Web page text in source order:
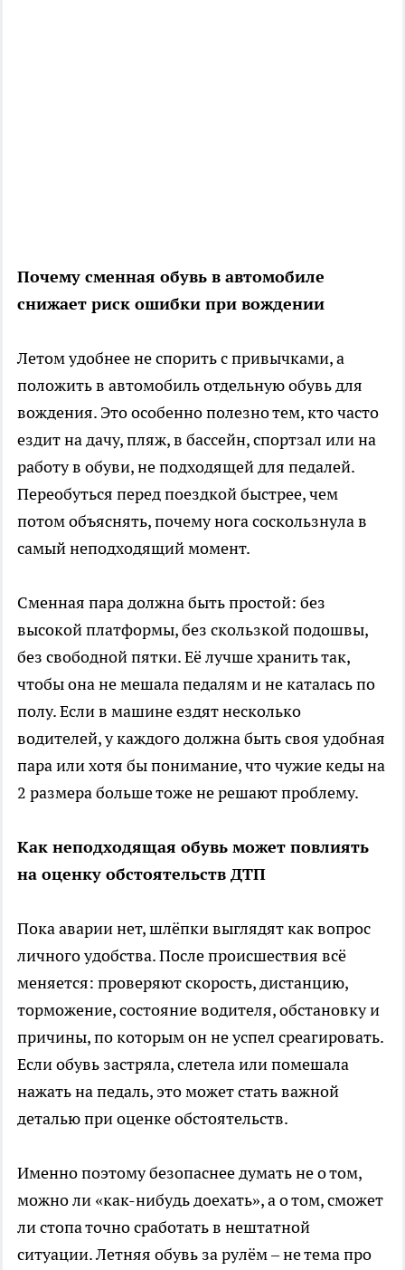
Почему сменная обувь в автомобиле
снижает риск ошибки при вождении
Летом удобнее не спорить с привычками, а
положить в автомобиль отдельную обувь для
вождения. Это особенно полезно тем, кто часто
ездит на дачу, пляж, в бассейн, спортзал или на
работу в обуви, не подходящей для педалей.
Переобуться перед поездкой быстрее, чем
потом объяснять, почему нога соскользнула в
самый неподходящий момент.
Сменная пара должна быть простой: без
высокой платформы, без скользкой подошвы,
без свободной пятки. Её лучше хранить так,
чтобы она не мешала педалям и не каталась по
полу. Если в машине ездят несколько
водителей, у каждого должна быть своя удобная
пара или хотя бы понимание, что чужие кеды на
2 размера больше тоже не решают проблему.
Как неподходящая обувь может повлиять
на оценку обстоятельств ДТП
Пока аварии нет, шлёпки выглядят как вопрос
личного удобства. После происшествия всё
меняется: проверяют скорость, дистанцию,
торможение, состояние водителя, обстановку и
причины, по которым он не успел среагировать.
Если обувь застряла, слетела или помешала
нажать на педаль, это может стать важной
деталью при оценке обстоятельств.
Именно поэтому безопаснее думать не о том,
можно ли «как-нибудь доехать», а о том, сможет
ли стопа точно сработать в нештатной
ситуации. Летняя обувь за рулём – не тема про